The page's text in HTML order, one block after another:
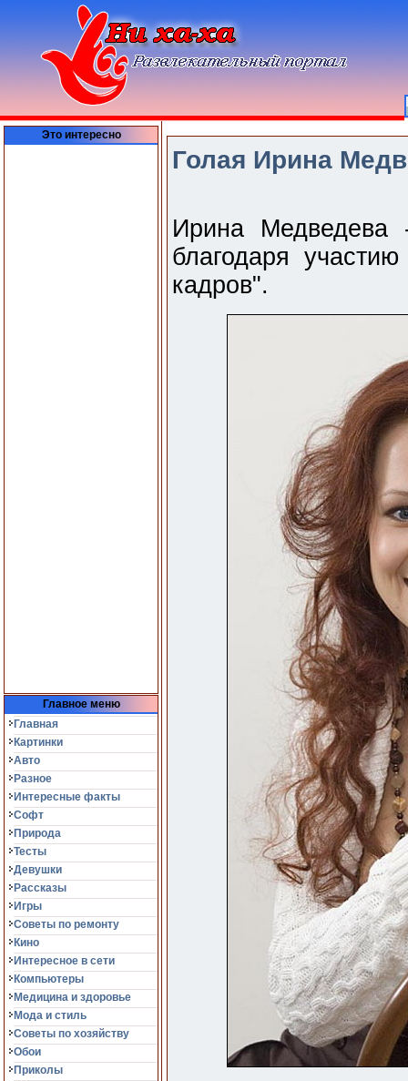
Это интересно
Главное меню
Главная
Картинки
Авто
Разное
Интересные факты
Софт
Природа
Тесты
Девушки
Рассказы
Игры
Советы по ремонту
Кино
Интересное в сети
Компьютеры
Медицина и здоровье
Мода и стиль
Советы по хозяйству
Обои
Приколы
Голая Ирина
Ирина Медведева
благодаря
кадров".